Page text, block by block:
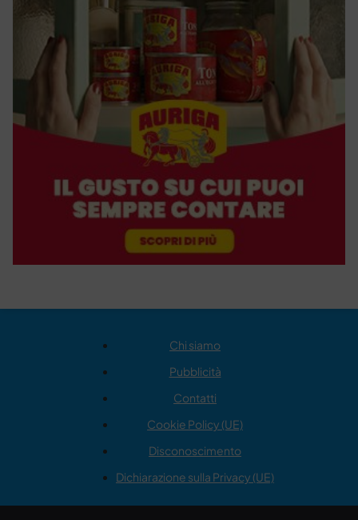
Chi siamo
Pubblicità
Contatti
Cookie Policy (UE)
Disconoscimento
Dichiarazione sulla Privacy (UE)